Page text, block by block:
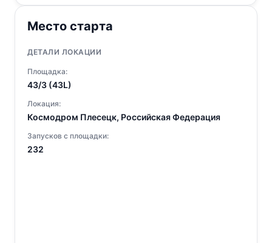
Место старта
ДЕТАЛИ ЛОКАЦИИ
Площадка:
43/3 (43L)
Локация:
Космодром Плесецк, Российская Федерация
Запусков с площадки:
232